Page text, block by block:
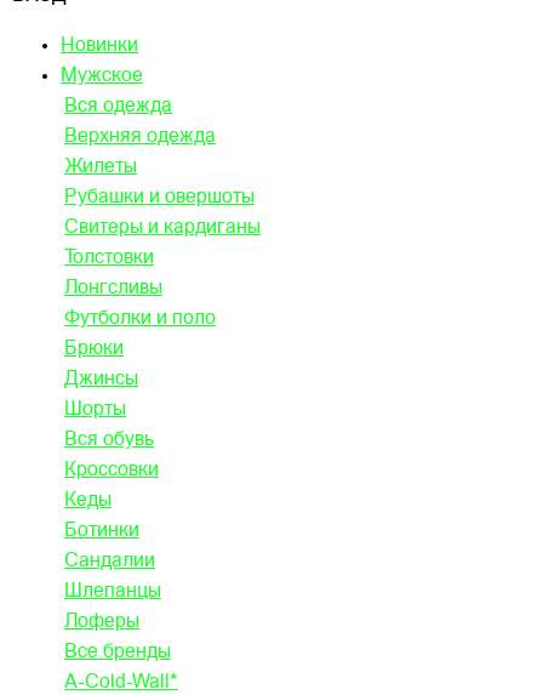
Новинки
Мужское
Вся одежда
Верхняя одежда
Жилеты
Рубашки и овершоты
Свитеры и кардиганы
Толстовки
Лонгсливы
Футболки и поло
Брюки
Джинсы
Шорты
Вся обувь
Кроссовки
Кеды
Ботинки
Сандалии
Шлепанцы
Лоферы
Все бренды
A-Cold-Wall*